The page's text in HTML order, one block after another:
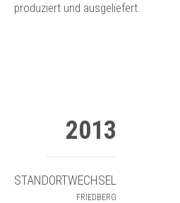
produziert und ausgeliefert.
2013
STANDORTWECHSEL
FRIEDBERG